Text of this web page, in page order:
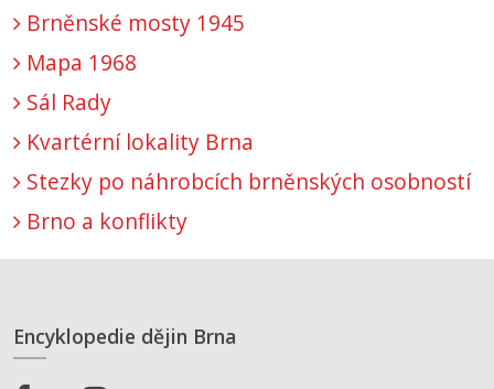
Brněnské mosty 1945
Mapa 1968
Sál Rady
Kvartérní lokality Brna
Stezky po náhrobcích brněnských osobností
Brno a konflikty
Encyklopedie dějin Brna